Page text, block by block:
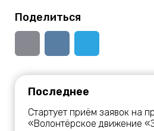
Поделиться
Последнее
Стартует приём заявок на
«Волонтёрское движение